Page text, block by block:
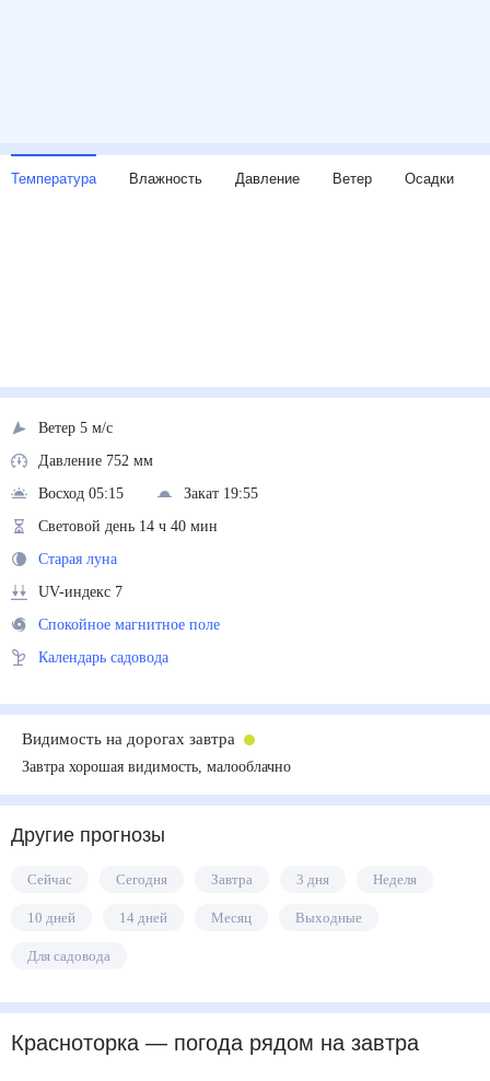
Температура Влажность Давление Ветер Осадки
Ветер 5 м/с
Давление 752 мм
Восход 05:15
Закат 19:55
Световой день 14 ч 40 мин
Старая луна
UV-индекс 7
Спокойное магнитное поле
Календарь садовода
Видимость на дорогах завтра
Завтра хорошая видимость, малооблачно
Другие прогнозы
Сейчас Сегодня Завтра 3 дня Неделя
10 дней 14 дней Месяц Выходные
Для садовода
Красноторка — погода рядом на завтра